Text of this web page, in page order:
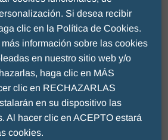
Si desea recibir
clic en la Política de Cookies.
información sobre las cookies
en nuestro sitio web y/o
haga clic en MÁS
clic en RECHAZARLAS
en su dispositivo las
Al hacer clic en ACEPTO estará
cookies.